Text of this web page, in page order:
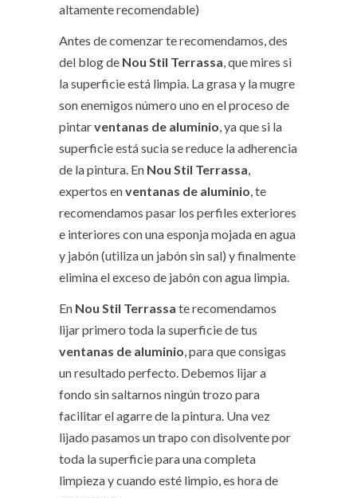
altamente recomendable)
Antes de comenzar te recomendamos, des
del blog de Nou Stil Terrassa , que mires si
la superficie está limpia. La grasa y la mugre
son enemigos número uno en el proceso de
pintarventanas de aluminio , ya que si la
superficie está sucia se reduce la adherencia
de la pintura. En Nou Stil Terrassa
expertos enventanas de aluminio , te
recomendamos pasar los perfiles exteriores
e interiores con una esponja mojada en agua
y jabón (utiliza un jabón sin sal) y finalmente
elimina el exceso de jabón con agua limpia.
En Nou Stil Terrassa te recomendamos
lijar primero toda la superficie de tus
ventanas de aluminio , para que consigas
un resultado perfecto. Debemos lijar a
fondo sin saltarnos ningún trozo para
facilitar el agarre de la pintura. Una vez
lijado pasamos un trapo con disolvente por
toda la superficie para una completa
limpieza y cuando esté limpio, es hora de